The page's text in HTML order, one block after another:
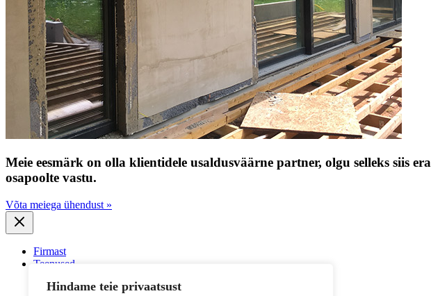
Hindame teie privaatsust
Meie eesmärk on olla klientidele usaldusväärne partner, olgu selleks siis
osapoolte vastu.
Võta meiega ühendust »
Firmast
Teenused
Betoonitööd